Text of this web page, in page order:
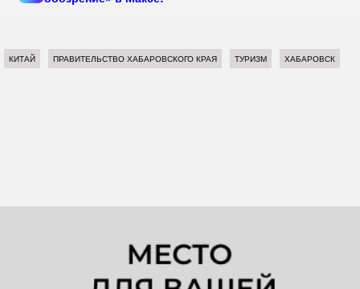
КИТАЙ ПРАВИТЕЛЬСТВО ХАБАРОВСКОГО КРАЯ ТУРИЗМ ХАБАРОВСК